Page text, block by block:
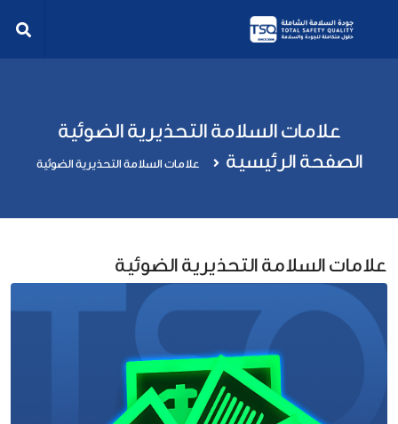
علامات السلامة التحذيرية الضوئية
الصفحة الرئيسية علامات السلامة التحذيرية الضوئية
علامات السلامة التحذيرية الضوئية